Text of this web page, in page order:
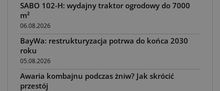
SABO 102-H: wydajny traktor ogrodowy do 7000
m²
06.08.2026
BayWa: restrukturyzacja potrwa do końca 2030
roku
05.08.2026
Awaria kombajnu podczas żniw? Jak skrócić
przestój